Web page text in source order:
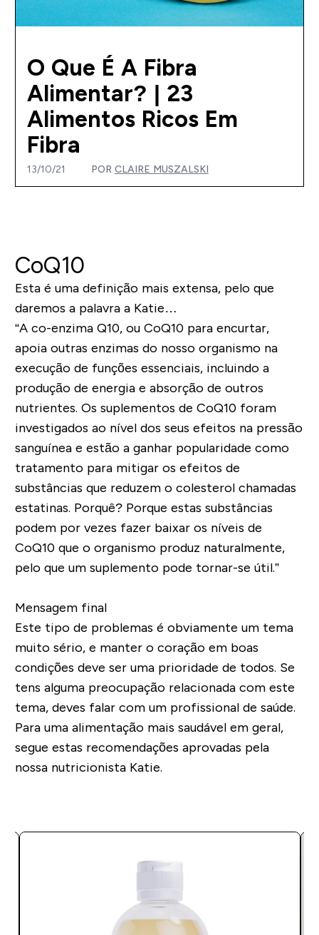
O Que É A Fibra
Alimentar? | 23
Alimentos Ricos Em
Fibra
13/10/21 POR CLAIRE MUSZALSKI
CoQ10
Esta é uma definição mais extensa, pelo que
daremos a palavra a Katie…
“A co-enzima Q10, ou CoQ10 para encurtar,
apoia outras enzimas do nosso organismo na
execução de funções essenciais, incluindo a
produção de energia e absorção de outros
nutrientes. Os suplementos de CoQ10 foram
investigados ao nível dos seus efeitos na pressão
sanguínea e estão a ganhar popularidade como
tratamento para mitigar os efeitos de
substâncias que reduzem o colesterol chamadas
estatinas. Porquê? Porque estas substâncias
podem por vezes fazer baixar os níveis de
CoQ10 que o organismo produz naturalmente,
pelo que um suplemento pode tornar-se útil.”
Mensagem final
Este tipo de problemas é obviamente um tema
muito sério, e manter o coração em boas
condições deve ser uma prioridade de todos. Se
tens alguma preocupação relacionada com este
tema, deves falar com um profissional de saúde.
Para uma alimentação mais saudável em geral,
segue estas recomendações aprovadas pela
nossa nutricionista Katie.